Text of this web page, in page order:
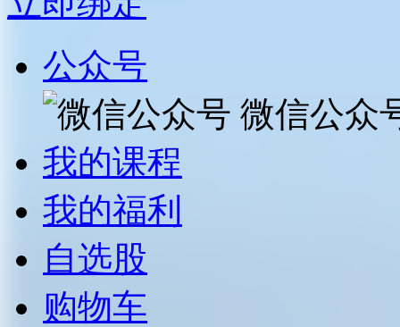
公众号
微信公众
我的课程
我的福利
自选股
购物车